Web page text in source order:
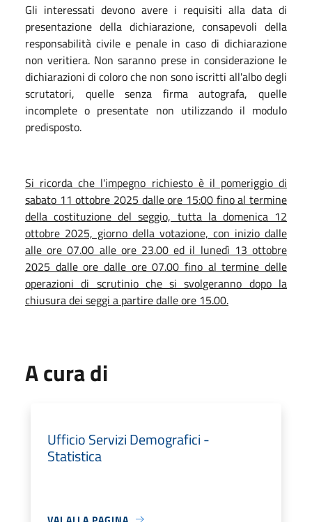
Gli interessati devono avere i requisiti alla data di
presentazione della dichiarazione, consapevoli della
responsabilità civile e penale in caso di dichiarazione
non veritiera. Non saranno prese in considerazione le
dichiarazioni di coloro che non sono iscritti all'albo degli
scrutatori, quelle senza firma autografa, quelle
incomplete o presentate non utilizzando il modulo
predisposto.
Si ricorda che l'impegno richiesto è il pomeriggio di
sabato 11 ottobre 2025 dalle ore 15:00 fino al termine
della costituzione del seggio, tutta la domenica 12
ottobre 2025, giorno della votazione, con inizio dalle
alle ore 07.00 alle ore 23.00 ed il lunedì 13 ottobre
2025 dalle ore dalle ore 07.00 fino al termine delle
operazioni di scrutinio che si svolgeranno dopo la
chiusura dei seggi a partire dalle ore 15.00.
A cura di
Ufficio Servizi Demografici -
Statistica